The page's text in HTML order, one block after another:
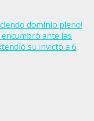
dominio pleno!
encumbró ante las
su invicto a 6